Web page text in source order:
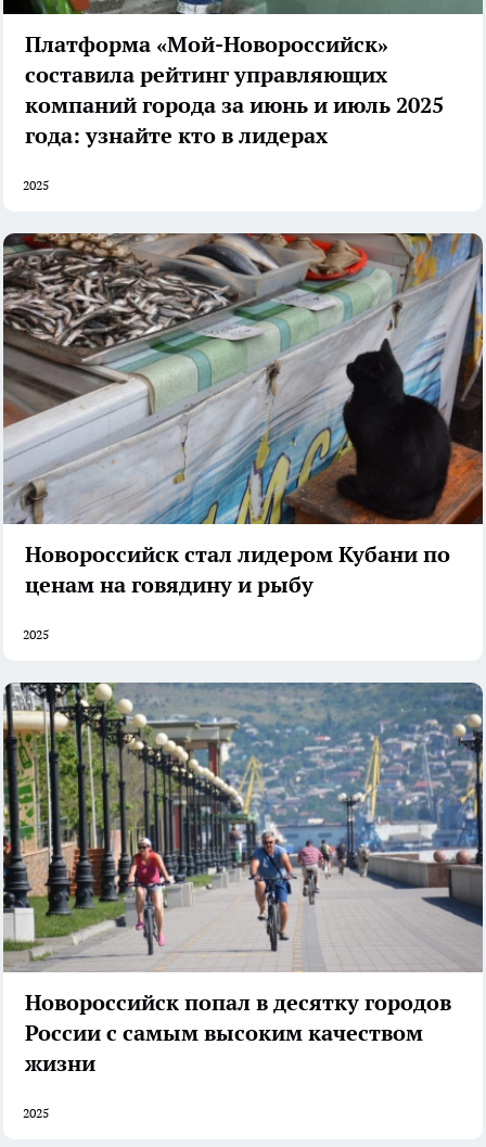
Платформа «Мой-Новороссийск»
составила рейтинг управляющих
компаний города за июнь и июль 2025
года: узнайте кто в лидерах
2025
Новороссийск стал лидером Кубани по
ценам на говядину и рыбу
2025
Новороссийск попал в десятку городов
России с самым высоким качеством
жизни
2025